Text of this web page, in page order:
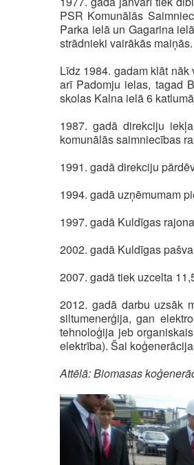
PSR Komunālās
Parka ielā un Gagarina
strādnieki vairākās maiņās.
Līdz 1984. gadam klāt
arī Padomju ielas, tagad
skolas Kalna ielā 6
1987. gadā direkciju
komunālās saimniecības
1991. gadā direkciju
1994. gadā uzņēmumam
1997. gadā Kuldīgas
2002. gadā Kuldīgas
2007. gadā tiek uzcelta
2012. gadā darbu uzsāk
siltumenerģija, gan
tehnoloģija jeb
elektrība). Šai
Attēlā: Biomasas